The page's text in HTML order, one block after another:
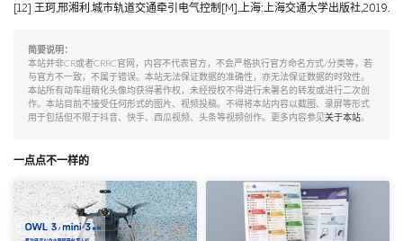
[12] 王珂,邢湘利.城市轨道交通牵引电气控制[M].上海:上海交通大学出版社,2019.
简要说明：
本站并非CR或者CRRC官网，内容不代表官方，不会严格执行官方命名方式/分类等，若
与官方不一致，不属于错误。本站无法保证数据的准确性，亦无法保证数据的时效性。
本站所有动车组萌化头像均获得著作权，未经授权不得进行未署名的转发或进行二次创
作。本站目前不接受任何形式的图片、视频投稿。不得将本站内容以截图、录屏等形式
用于包括但不限于抖音、快手、西瓜视频、头条等视频创作。更多内容参见关于本站。
一点点不一样的